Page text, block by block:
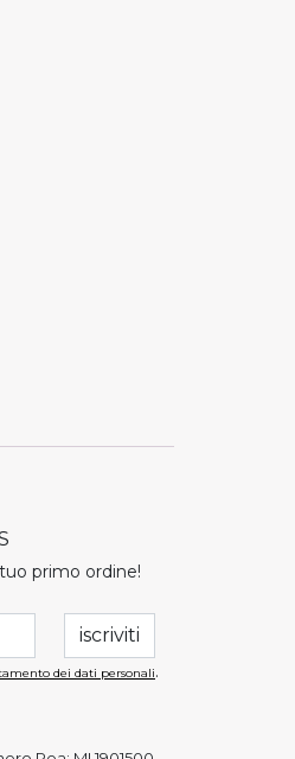
primo ordine!
dei dati personali.